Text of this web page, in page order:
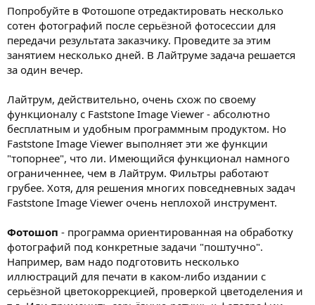
Попробуйте в Фотошопе отредактировать несколько
сотен фотографий после серьёзной фотосессии для
передачи результата заказчику. Проведите за этим
занятием несколько дней. В Лайтруме задача решается
за один вечер.
Лайтрум, действительно, очень схож по своему
функционалу с Faststone Image Viewer - абсолютно
бесплатным и удобным программным продуктом. Но
Faststone Image Viewer выполняет эти же функции
"топорнее", что ли. Имеющийся функционал намного
ограниченнее, чем в Лайтрум. Фильтры работают
грубее. Хотя, для решения многих повседневных задач
Faststone Image Viewer очень неплохой инструмент.
Фотошоп - программа ориентированная на обработку
фотографий под конкретные задачи "поштучно".
Например, вам надо подготовить несколько
иллюстраций для печати в каком-либо издании с
серьёзной цветокоррекцией, проверкой цветоделения и